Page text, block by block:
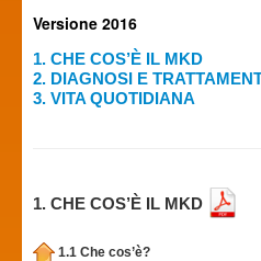
Versione 2016
1. CHE COS’È IL MKD
2. DIAGNOSI E
3. VITA QUOTIDIANA
1. CHE COS’È IL MKD
1.1 Che cos’è?